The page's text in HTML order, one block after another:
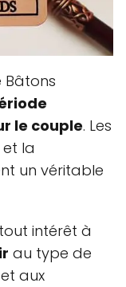
Bâtons
le couple. Les
la
un véritable
intérêt à
au type de
aux